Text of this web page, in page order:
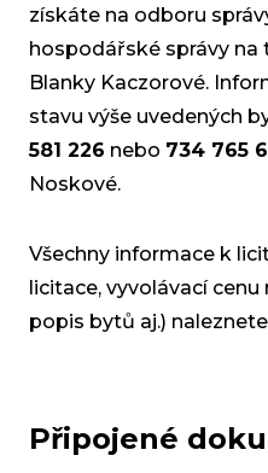
získáte na odboru
hospodářské správy na
Blanky Kaczorové.
stavu výše uvedených
581 226 nebo 734 765
Noskové.
Všechny informace k
licitace, vyvolávací
popis bytů aj.) naleznete
Připojené